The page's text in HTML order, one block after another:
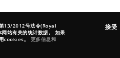
接受
13/2012号法令(Royal
站有关的统计数据。 如果
cookies。 更多信息和